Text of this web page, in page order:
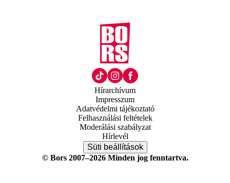
Hírarchívum
Impresszum
Adatvédelmi tájékoztató
Felhasználási feltételek
Moderálási szabályzat
Hírlevél
Süti beállítások
© Bors 2007–2026 Minden jog fenntartva.